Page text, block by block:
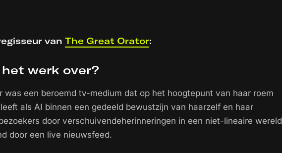
van The Great Orator:
werk over?
was een beroemd tv-medium dat op het hoogtepunt van haar roem
als AI binnen een gedeeld bewustzijn van haarzelf en haar
door verschuivendeherinneringen in een niet-lineaire wereld
door een live nieuwsfeed.